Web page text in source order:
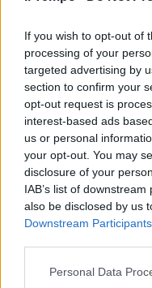
If you wish to opt-out of
processing of your
targeted advertising by
section to confirm your
opt-out request is
interest-based ads
us or personal
your opt-out. You may
disclosure of your
IAB’s list of
also be disclosed by us
Downstream Participants
Personal Data
Salvini inchioda
senza limiti
17/05/2020
DA PALAZZO MADAMA
Salvini dal
del governo:
centinaia di
19/04/2020